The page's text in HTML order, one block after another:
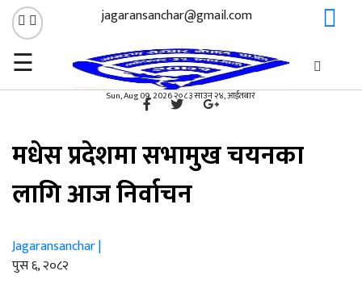
jagaransanchar@gmail.com
☰
Sun, Aug 09, 2026 २०८३ साउन २४, आईतबार
×
गृहपृष्ठ मधेश प्रदेश
मधेश प्रदेश
मधेस प्रदेशमा सभामुख चयनका
लागि आज निर्वाचन
Jagaransanchar |
पुस ६, २०८२